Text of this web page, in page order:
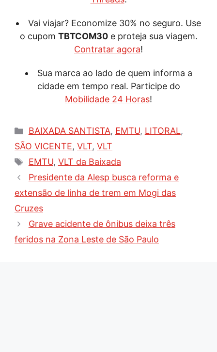
Vai viajar? Economize 30% no seguro. Use
o cupom TBTCOM30e proteja sua viagem.
Contratar agora!
Sua marca ao lado de quem informa a
cidade em tempo real. Participe do
Mobilidade 24 Horas!
Categorias
BAIXADA SANTISTA, EMTU, LITORAL,
SÃO VICENTE, VLT, VLT
Tags
EMTU, VLT da Baixada
Presidente da Alesp busca reforma e
extensão de linha de trem em Mogi das
Cruzes
Grave acidente de ônibus deixa três
feridos na Zona Leste de São Paulo